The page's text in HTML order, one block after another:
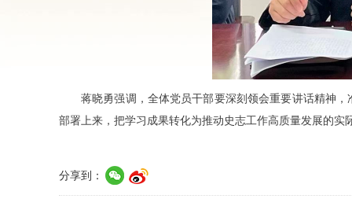
蒋晓勇强调，全体党员干部要深刻领会重要讲话精神
部署上来，把学习成果转化为推动史志工作高质量发展的实
分享到：